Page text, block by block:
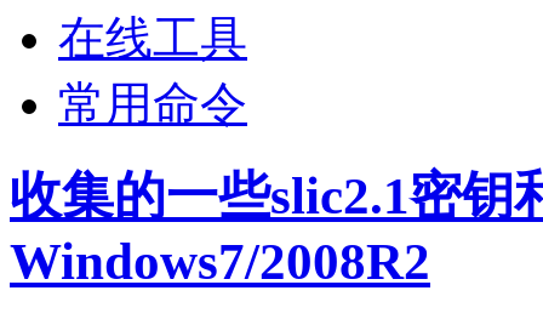
在线工具
常用命令
收集的一些slic2.1密钥
Windows7/2008R2